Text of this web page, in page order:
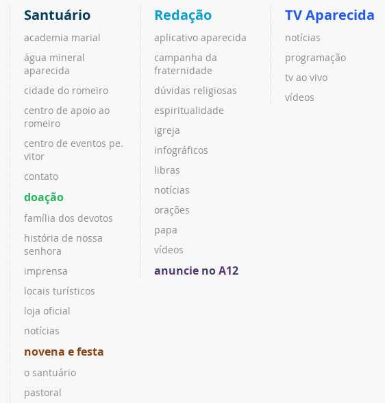
Santuário
academia marial
água mineral
aparecida
cidade do romeiro
centro de apoio ao
romeiro
centro de eventos pe.
vitor
contato
doação
família dos devotos
história de nossa
senhora
imprensa
locais turísticos
loja oficial
notícias
novena e festa
o santuário
pastoral
Redação
aplicativo aparecida
campanha da
fraternidade
dúvidas religiosas
espiritualidade
igreja
infográficos
libras
notícias
orações
papa
vídeos
anuncie no A12
TV Aparecida
notícias
programação
tv ao vivo
vídeos